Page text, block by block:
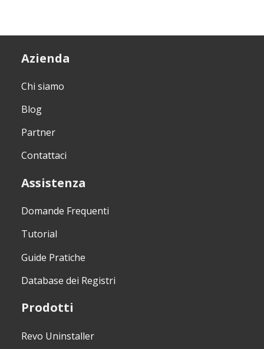
Azienda
Chi siamo
Blog
Partner
Contattaci
Assistenza
Domande Frequenti
Tutorial
Guide Pratiche
Database dei Registri
Prodotti
Revo Uninstaller